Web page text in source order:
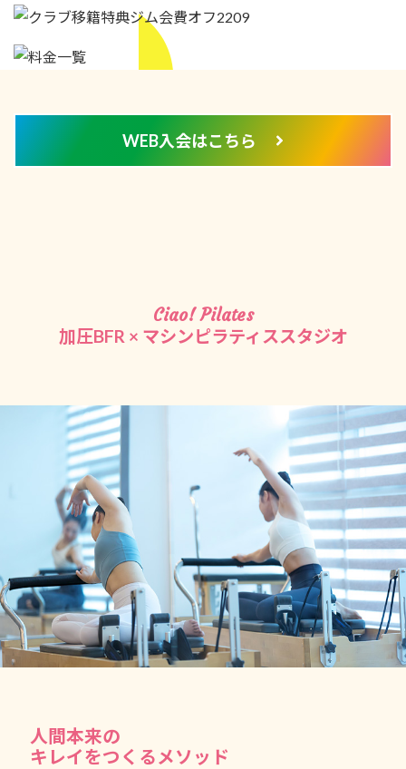
WEB入会はこちら
Ciao! Pilates
加圧BFR × マシンピラティススタジオ
人間本来の
キレイをつくるメソッド